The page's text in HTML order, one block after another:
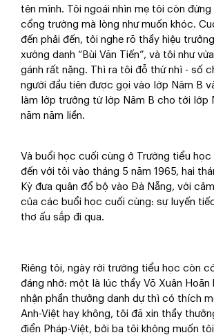
tên mình. Tôi ngoái nhìn mẹ tôi còn đứng
cổng trường mà lòng như muốn khóc.
đến phải đến, tôi nghe rõ thầy hiệu
xướng danh “Bùi Văn Tiến”, và tôi như
gánh rất nặng. Thì ra tôi đỗ thứ nhì - số
người đầu tiên được gọi vào lớp Năm B
làm lớp trưởng từ lớp Năm B cho tới lớp
năm năm liền.
Và buổi học cuối cùng ở Trường tiểu học
đến với tôi vào tháng 5 năm 1965, hai
Kỳ đưa quân đổ bộ vào Đà Nẵng, với
của các buổi học cuối cùng: sự luyến
thơ ấu sắp đi qua.
Riêng tôi, ngày rời trường tiểu học còn
đáng nhớ: một là lúc thầy Võ Xuân Hoãn
nhận phần thưởng danh dự thì có thích
Anh-Việt hay không, tôi đã xin thầy
điển Pháp-Việt, bởi ba tôi không muốn